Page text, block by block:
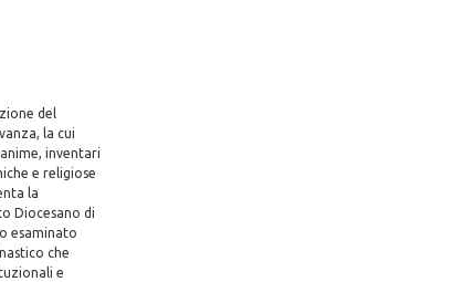
del
la cui
inventari
e religiose
la
Diocesano di
esaminato
che
e